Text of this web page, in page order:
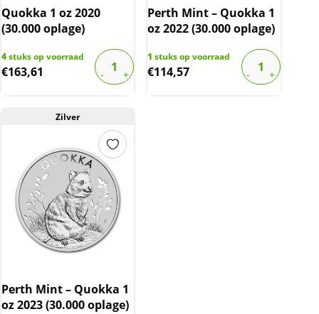
Quokka 1 oz 2020
(30.000 oplage)
4stuks op voorraad
€163,61
Perth Mint – Quokka 1
oz 2022 (30.000 oplage)
1 stuks op voorraad
€114,57
Zilver
Perth Mint – Quokka 1
oz 2023 (30.000 oplage)